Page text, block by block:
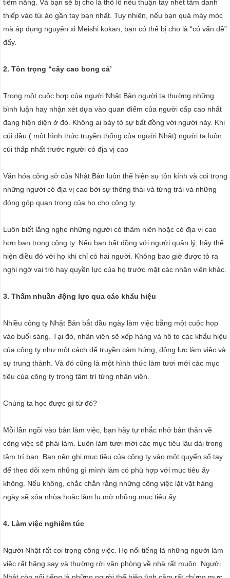
tiềm năng. Và bạn sẽ bị cho là thô lỗ nếu thuận tay nhét tấm danh
thiếp vào túi áo gần tay bạn nhất. Tuy nhiên, nếu bạn quá máy móc
mà áp dụng nguyên xi Meishi kokan, bạn có thể bị cho là “có vấn đề”
đấy.
2. Tôn trọng “cây cao bong cả’
Trong một cuộc hợp của người Nhật Bản người ta thường những
bình luận hay nhận xét dựa vào quan điểm của người cấp cao nhất
đang hiện diện ở đó. Không ai bày tỏ sự bất đồng với người này. Khi
cúi đầu ( một hình thức truyền thống của người Nhật) người ta luôn
cúi thấp nhất trước người có địa vị cao
Văn hóa công sở của Nhật Bản luôn thể hiện sự tôn kính và coi trọng
những người có địa vị cao bởi sự thông thái và từng trải và những
đóng góp quan trọng của họ cho công ty.
Luôn biết lắng nghe những người có thâm niên hoặc có địa vị cao
hơn bạn trong công ty. Nếu bạn bất đồng với người quản lý, hãy thể
hiện điều đó với họ khi chỉ có hai người. Không bao giờ được tỏ ra
nghi ngờ vai trò hay quyền lực của họ trước mặt các nhân viên khác.
3. Thấm nhuần động lực qua các khẩu hiệu
Nhiều công ty Nhật Bản bắt đầu ngày làm việc bằng một cuộc họp
vào buổi sáng. Tại đó, nhân viên sẽ xếp hàng và hô to các khẩu hiệu
của công ty như một cách để truyền cảm hứng, động lực làm việc và
sự trung thành. Và đó cũng là một hình thức làm tươi mới các mục
tiêu của công ty trong tâm trí từng nhân viên.
Chúng ta học được gì từ đó?
Mỗi lần ngồi vào bàn làm việc, bạn hãy tự nhắc nhở bản thân về
công việc sẽ phải làm. Luôn làm tươi mới các mục tiêu lâu dài trong
tâm trí bạn. Bạn nên ghi mục tiêu của công ty vào một quyển sổ tay
để theo dõi xem những gì mình làm có phù hợp với mục tiêu ấy
không. Nếu không, chắc chắn rằng những công việc lặt vặt hàng
ngày sẽ xóa nhòa hoặc làm lu mờ những mục tiêu ấy.
4. Làm việc nghiêm túc
Người Nhật rất coi trọng công việc. Họ nổi tiếng là những người làm
việc rất hăng say và thường rời văn phòng về nhà rất muộn. Người